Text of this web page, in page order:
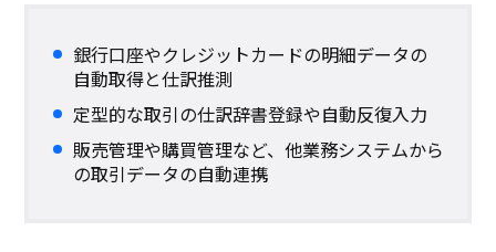
銀行口座やクレジットカードの明細データの
自動取得と仕訳推測
定型的な取引の仕訳辞書登録や自動反復入力
販売管理や購買管理など、他業務システムから
の取引データの自動連携